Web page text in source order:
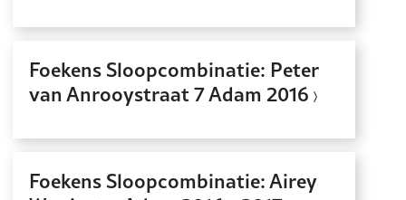
Foekens Sloopcombinatie: Peter
van Anrooystraat 7 Adam 2016
Foekens Sloopcombinatie: Airey